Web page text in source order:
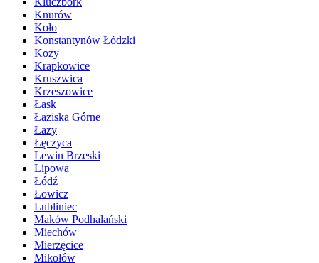
Knurów
Koło
Konstantynów Łódzki
Kozy
Krapkowice
Kruszwica
Krzeszowice
Łask
Łaziska Górne
Łazy
Łęczyca
Lewin Brzeski
Lipowa
Łódź
Łowicz
Lubliniec
Maków Podhalański
Miechów
Mierzęcice
Mikołów